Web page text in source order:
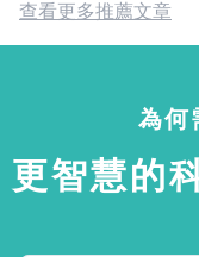
查看更多推薦文章
為
更智慧的